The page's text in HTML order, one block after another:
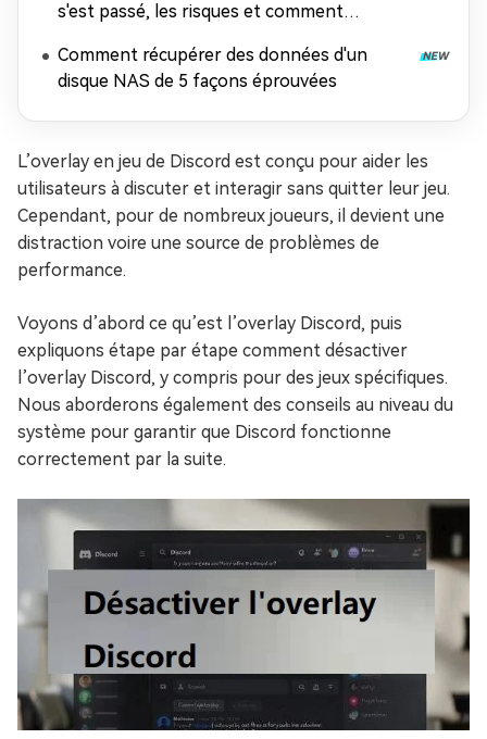
s'est passé, les risques et comment
Comment récupérer des données d'un
disque NAS de 5 façons éprouvées
L’overlay en jeu de Discord est conçu pour aider les
utilisateurs à discuter et interagir sans quitter leur jeu.
Cependant, pour de nombreux joueurs, il devient une
distraction voire une source de problèmes de
performance.
Voyons d’abord ce qu’est l’overlay Discord, puis
expliquons étape par étape comment désactiver
l’overlay Discord, y compris pour des jeux spécifiques.
Nous aborderons également des conseils au niveau du
système pour garantir que Discord fonctionne
correctement par la suite.